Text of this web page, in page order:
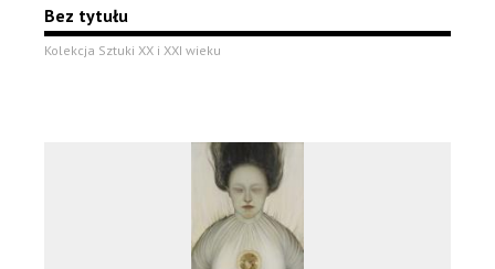
Bez tytułu
Kolekcja Sztuki XX i XXI wieku